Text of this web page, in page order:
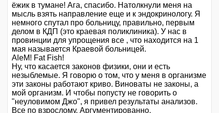
ёжик в тумане! Ага, спасибо. Натолкнули меня на
мысль взять направление еще и к эндокринологу. Я
немного спутал про больницу, правильно, первым
делом в КДП (это краевая поликлиника). У нас в
провинции для упрощения все , что находится на 1
мая называется Краевой больницей.
AleM! Fat Fish!
Ну, что касается законов физики, они и есть
незыблемые. Я говорю о том, что у меня в организме
эти законы работают криво. Виноваты не законы, а
мой организм. И чтобы попусту не говорить о
"неуловимом Джо", я привел результаты анализов.
Все по взрослому. Аргументированно.